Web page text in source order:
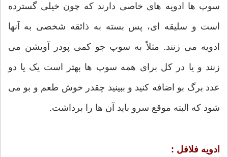
سوپ ها ادویه های خاصی دارند که چون خیلی گسترده
است و سلیقه ای، پس بسته به ذائقه شخصی به آنها
ادویه می زنند. مثلاً به سوپ جو کمی پودر آویشن می
زنند و یا در کل برای همه سوپ ها بهتر است یک یا دو
عدد برگ بو اضافه کنید و ببینید چقدر خوش طعم و بو می
شود که البته موقع سرو باید آن ها را برداشت.
ادویه فلافل :